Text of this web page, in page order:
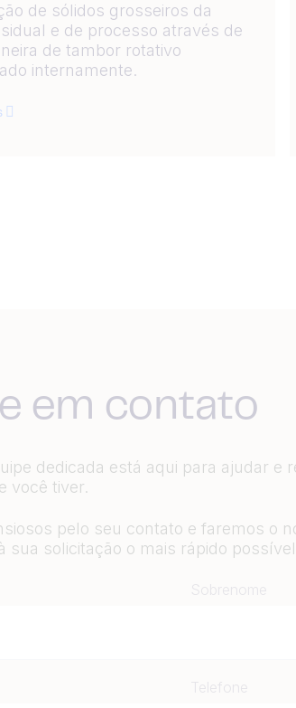
de sólidos grosseiros da
e de processo através de
de tambor rotativo
internamente.
em contato
dedicada está aqui para ajudar e
você tiver.
pelo seu contato e faremos o
sua solicitação o mais rápido